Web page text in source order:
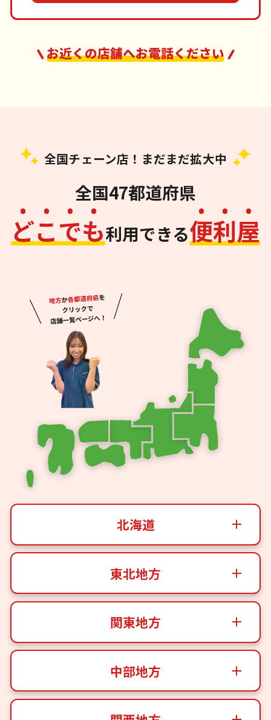
お近くの店舗へお電話ください
全国チェーン店！まだまだ拡大中
全国47都道府県
どこでも利用できる便利屋
北海道
東北地方
関東地方
中部地方